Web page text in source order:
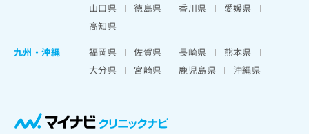
山口県
徳島県 香川県
愛媛県
高知県
九州・沖縄
福岡県 佐賀県 長崎県
熊本県
大分県
宮崎県 鹿児島県 沖縄県